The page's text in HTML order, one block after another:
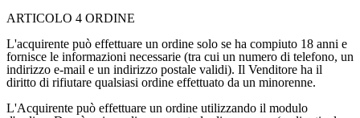
ARTICOLO 4 ORDINE
L'acquirente può effettuare un ordine solo se ha compiuto 18 anni e
fornisce le informazioni necessarie (tra cui un numero di telefono, un
indirizzo e-mail e un indirizzo postale validi). Il Venditore ha il
diritto di rifiutare qualsiasi ordine effettuato da un minorenne.
L'Acquirente può effettuare un ordine utilizzando il modulo